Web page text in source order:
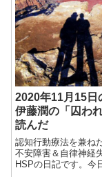
2020年11月15
伊藤潤の「囚わ
読んだ
認知行動療法を兼ね
不安障害＆自律神経
HSPの日記です。今